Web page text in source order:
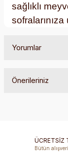
sağlıklı
sofralarınıza
Yorumlar
Önerileriniz
ÜCRETSİZ
Bütün